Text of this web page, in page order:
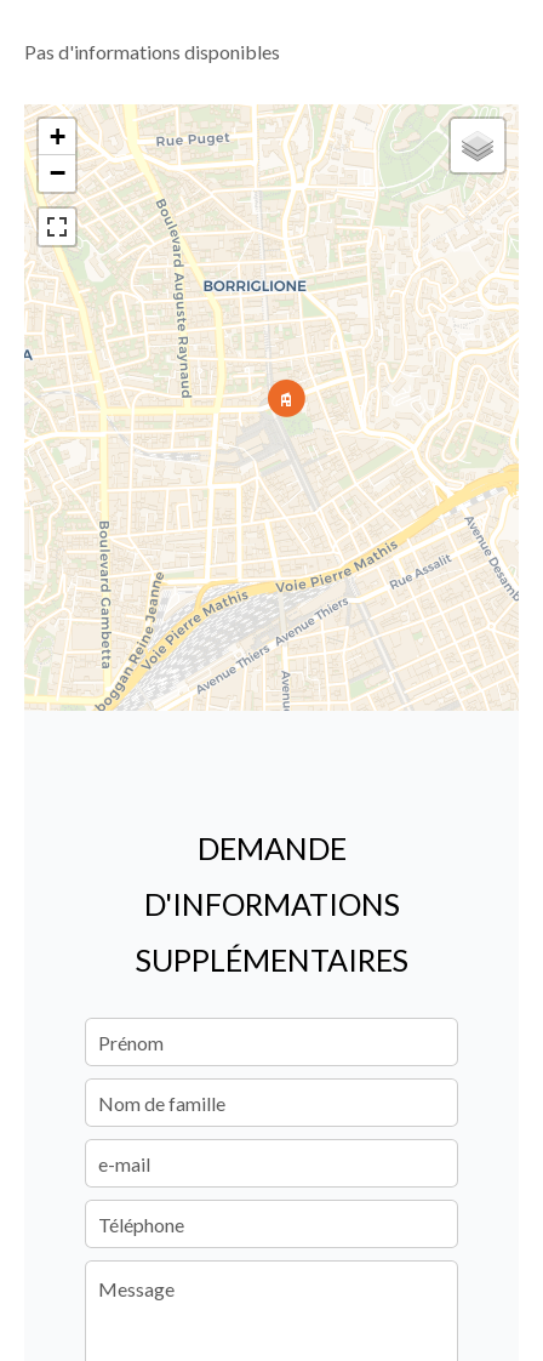
Pas d'informations disponibles
+
−
DEMANDE
D'INFORMATIONS
SUPPLÉMENTAIRES